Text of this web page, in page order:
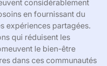
considérablement
en fournissant du
expériences partagées.
qui réduisent les
le bien-être
dans ces communautés